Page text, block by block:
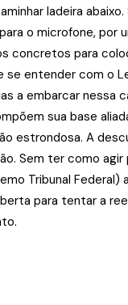
ladeira
o microfone, por
concretos para
entender com o
a embarcar nessa
sua base
estrondosa. A
Sem ter como
Tribunal
para tentar a